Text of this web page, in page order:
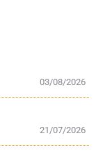
03/08/2026
21/07/2026